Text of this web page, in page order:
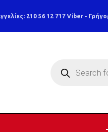
210 56 12 717 Viber -
search